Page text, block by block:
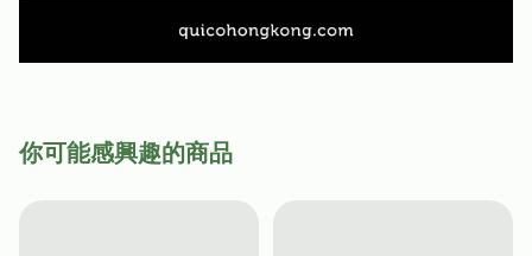
你可能感興趣的商品